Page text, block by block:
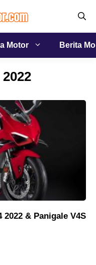
Motor Berita
& Panigale V4S